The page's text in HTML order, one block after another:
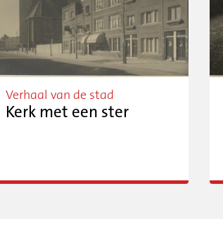
Verhaal van de stad
Kerk met een ster